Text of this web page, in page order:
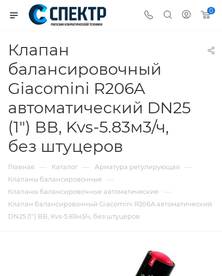
0
Клапан
балансировочный
Giacomini R206A
автоматический DN25
(1") ВВ, Kvs-5.83м3/ч,
без штуцеров
Главная — Каталог — Арматура регулирующая —
Клапаны балансировочные —
Клапаны балансировочные автоматические —
Клапан балансировочный Giacomini R206A автоматический
DN25 (1") ВВ, Kvs-5.83м3/ч, без штуцеров